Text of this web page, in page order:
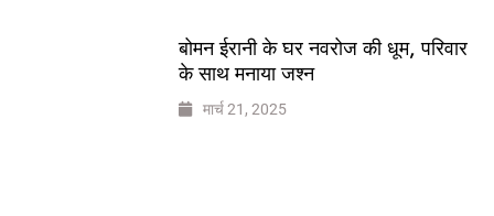
बोमन ईरानी के घर नवरोज की धूम, परिवार
के साथ मनाया जश्न
मार्च 21, 2025